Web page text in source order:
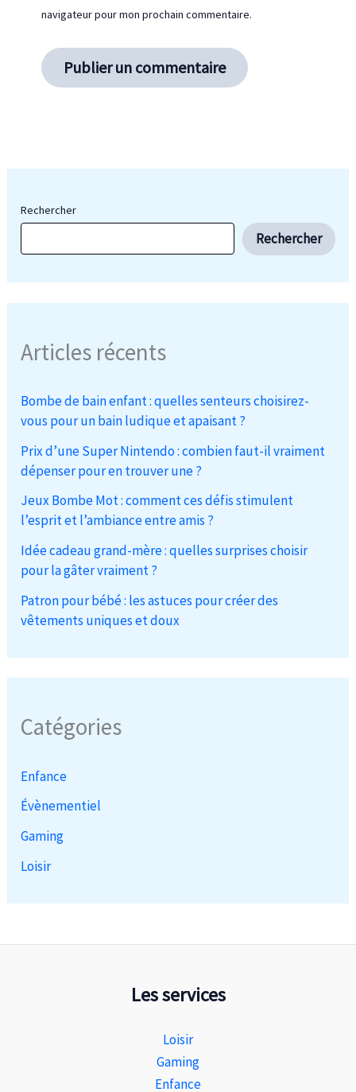
navigateur pour mon prochain commentaire.
Rechercher
Rechercher
Articles récents
Bombe de bain enfant : quelles senteurs choisirez-
vous pour un bain ludique et apaisant ?
Prix d’une Super Nintendo : combien faut-il vraiment
dépenser pour en trouver une ?
Jeux Bombe Mot : comment ces défis stimulent
l’esprit et l’ambiance entre amis ?
Idée cadeau grand-mère : quelles surprises choisir
pour la gâter vraiment ?
Patron pour bébé : les astuces pour créer des
vêtements uniques et doux
Catégories
Enfance
Évènementiel
Gaming
Loisir
Les services
Loisir
Gaming
Enfance